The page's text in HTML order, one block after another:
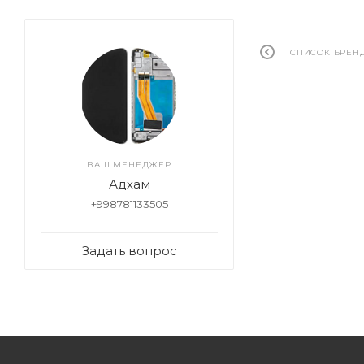
СПИСОК
ВАШ МЕНЕДЖЕР
Адхам
+998781133505
Задать вопрос